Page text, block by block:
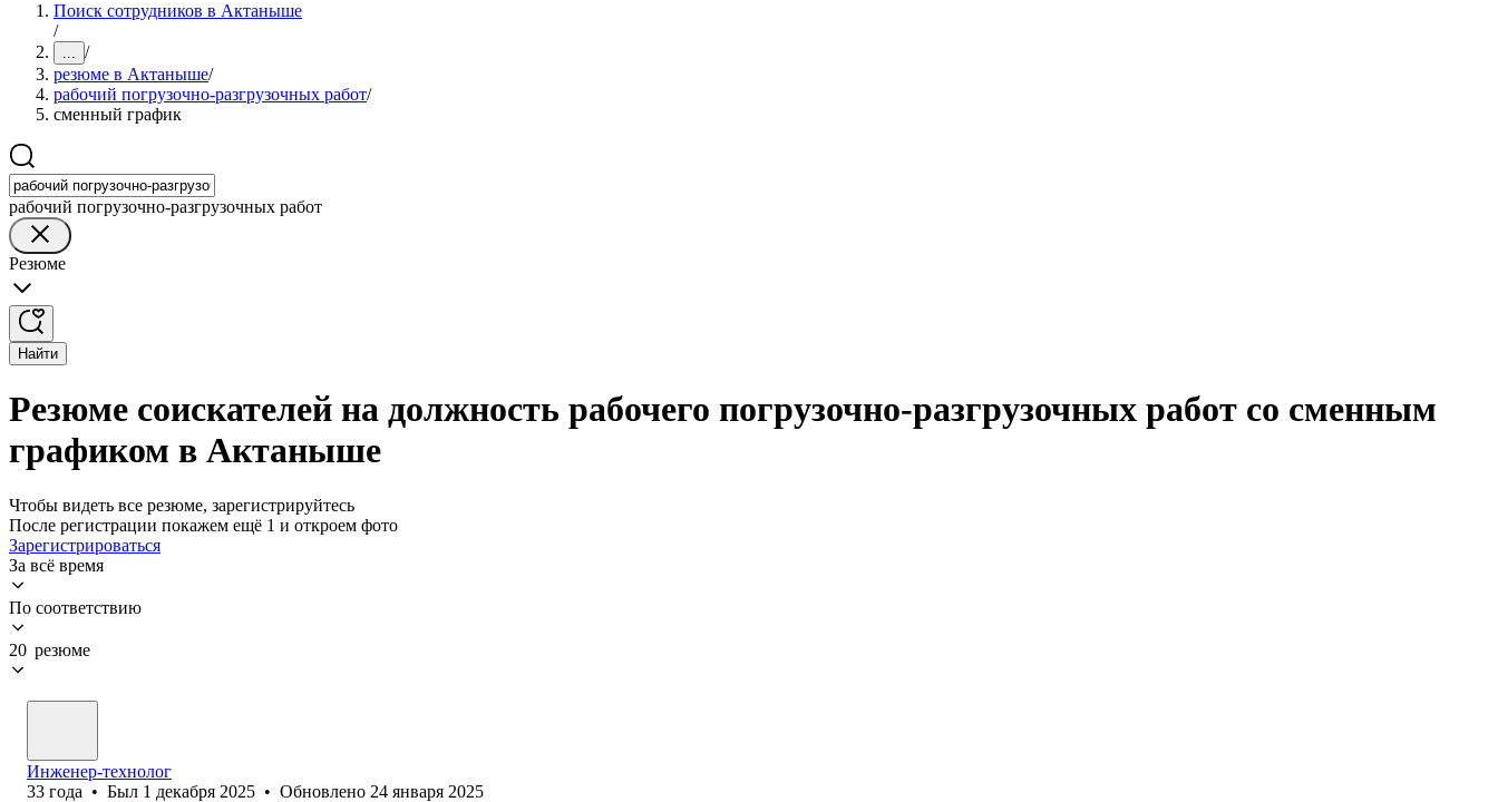
Поиск сотрудников в Актаныше
/
... /
резюме в Актаныше/
рабочий погрузочно-разгрузочных работ/
сменный график
рабочий погрузочно-разгрузочных работ
Резюме
Найти
Резюме соискателей на должность рабочего погрузочно-разгрузочных работ со сменным
графиком в Актаныше
Чтобы видеть все резюме, зарегистрируйтесь
После регистрации покажем ещё 1 и откроем фото
Зарегистрироваться
За всё время
По соответствию
20 резюме
Инженер-технолог
33 года • Был 1 декабря 2025 • Обновлено 24 января 2025